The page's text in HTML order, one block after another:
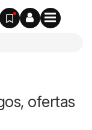
ofertas